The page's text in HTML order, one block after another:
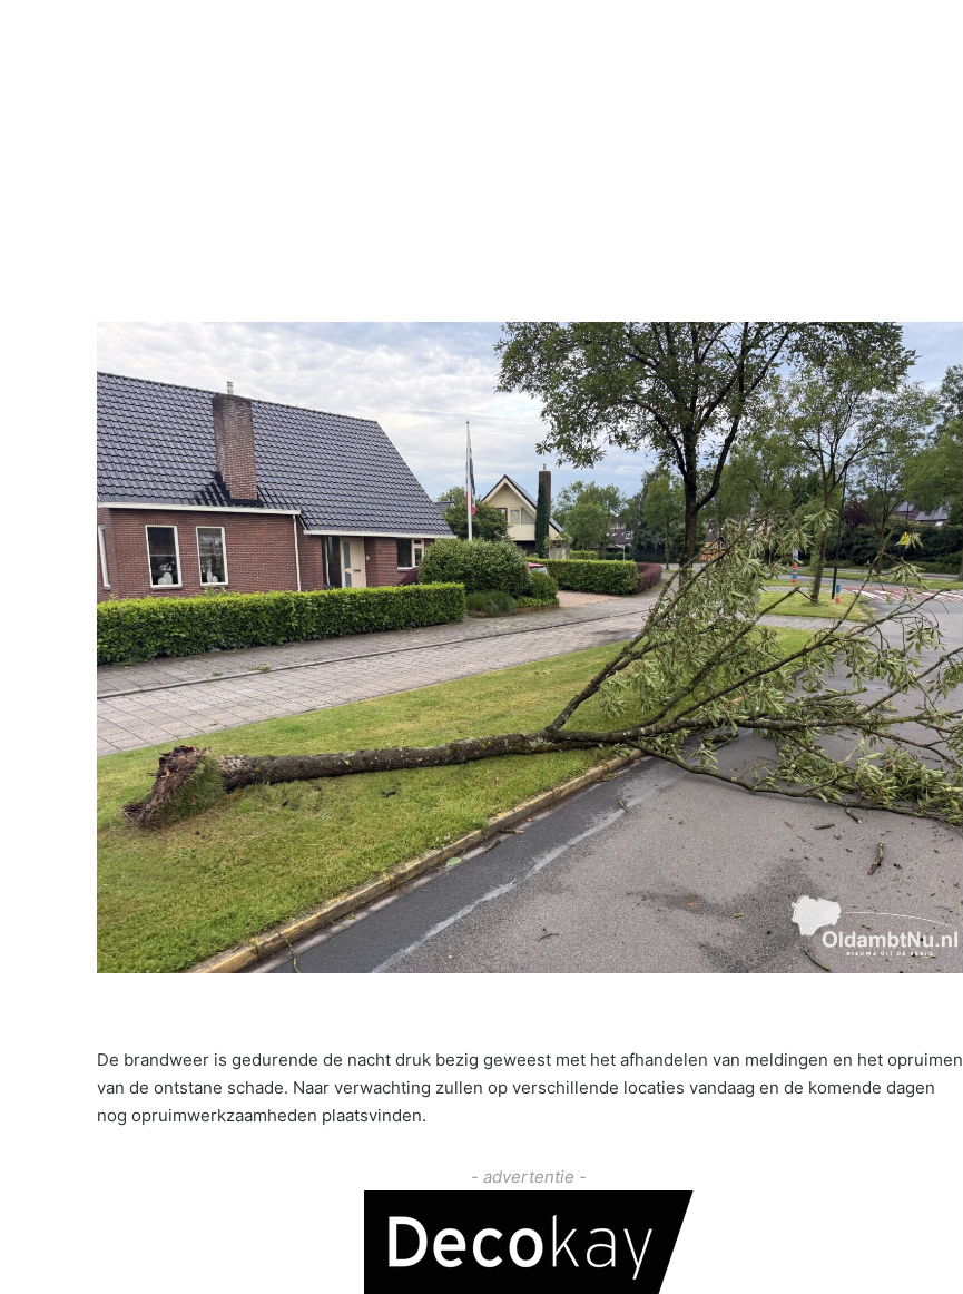
De brandweer is gedurende de nacht druk bezig geweest met het afhandelen van meldingen en het opruimen
van de ontstane schade. Naar verwachting zullen op verschillende locaties vandaag en de komende dagen
nog opruimwerkzaamheden plaatsvinden.
- advertentie -